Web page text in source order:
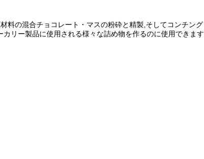
料の混合チョコレート・マスの粉砕と精製,そしてコンチング
リー製品に使用される様々な詰め物を作るのに使用できます.